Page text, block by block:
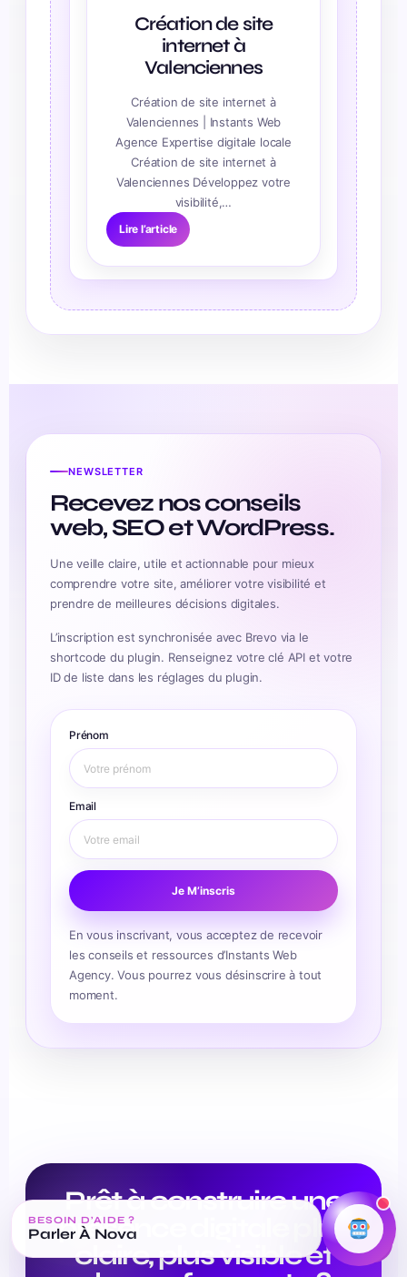
Création de site
internet à
Valenciennes
Création de site internet à
Valenciennes | Instants Web
Agence Expertise digitale locale
Création de site internet à
Valenciennes Développez votre
visibilité,…
Lire l’article
NEWSLETTER
Recevez nos conseils
web, SEO et WordPress.
Une veille claire, utile et actionnable pour mieux
comprendre votre site, améliorer votre visibilité et
prendre de meilleures décisions digitales.
L’inscription est synchronisée avec Brevo via le
shortcode du plugin. Renseignez votre clé API et votre
ID de liste dans les réglages du plugin.
Prénom
Email
Je M’inscris
En vous inscrivant, vous acceptez de recevoir
les conseils et ressources d’Instants Web
Agency. Vous pourrez vous désinscrire à tout
moment.
Prêt à construire une
présence digitale plus
claire, plus visible et
↑
BESOIN D’AIDE ?
Parler À Nova